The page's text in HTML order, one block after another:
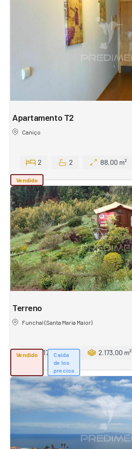
Apartamento T2
Caniço
2 2 88,00 m²
Vendido
Terreno
Funchal (Santa Maria Maior)
2.173,00 m² 2.173,00 m²
Vendido
Caída
de los
precios